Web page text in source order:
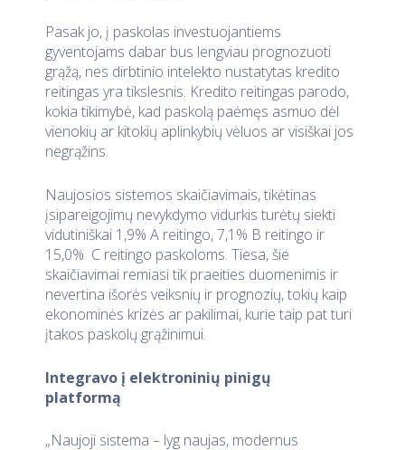
Pasak jo, į paskolas investuojantiems
gyventojams dabar bus lengviau prognozuoti
grąžą, nes dirbtinio intelekto nustatytas kredito
reitingas yra tikslesnis. Kredito reitingas parodo,
kokia tikimybė, kad paskolą paėmęs asmuo dėl
vienokių ar kitokių aplinkybių vėluos ar visiškai jos
negrąžins.
Naujosios sistemos skaičiavimais, tikėtinas
įsipareigojimų nevykdymo vidurkis turėtų siekti
vidutiniškai 1,9% A reitingo, 7,1% B reitingo ir
15,0% C reitingo paskoloms. Tiesa, šie
skaičiavimai remiasi tik praeities duomenimis ir
nevertina išorės veiksnių ir prognozių, tokių kaip
ekonominės krizės ar pakilimai, kurie taip pat turi
įtakos paskolų grąžinimui.
Integravo į elektroninių pinigų
platformą
„Naujoji sistema – lyg naujas, modernus